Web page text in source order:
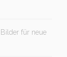
für neue